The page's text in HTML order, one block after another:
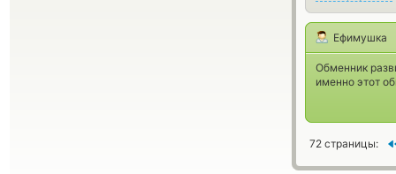
Ефимушка
Обменник
именно этот
72 страницы: